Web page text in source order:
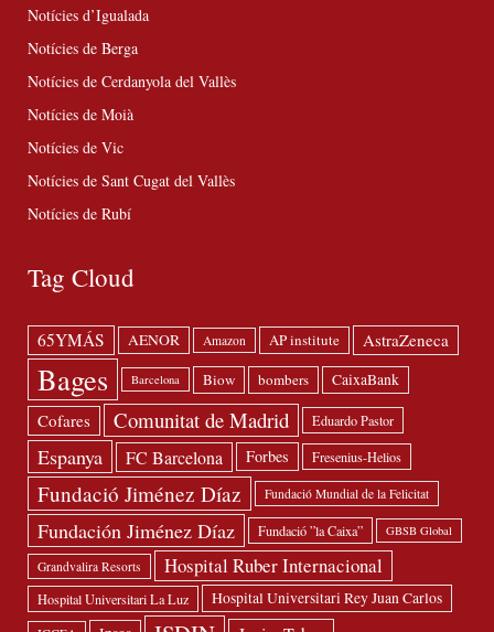
Notícies d’Igualada
Notícies de Berga
Notícies de Cerdanyola del Vallès
Notícies de Moià
Notícies de Vic
Notícies de Sant Cugat del Vallès
Notícies de Rubí
Tag Cloud
65YMÁS AENOR Amazon AP institute AstraZeneca
Bages Barcelona Biow bombers CaixaBank
Cofares Comunitat de Madrid Eduardo Pastor
Espanya FC Barcelona Forbes Fresenius-Helios
Fundació Jiménez Díaz Fundació Mundial de la Felicitat
Fundación Jiménez Díaz Fundació ”la Caixa” GBSB Global
Grandvalira Resorts Hospital Ruber Internacional
Hospital Universitari La Luz Hospital Universitari Rey Juan Carlos